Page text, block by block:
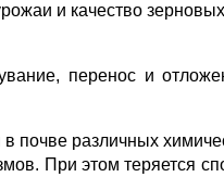
и качество зерновых
перенос и
почве различных
При этом теряется